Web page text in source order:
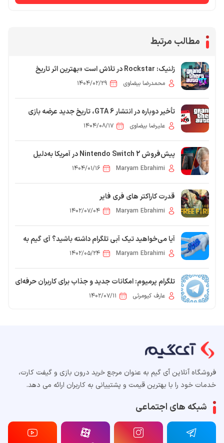
مطالب مرتبط
زلنیک: Rockstar در تلاش است «بهترین اثر تاریخ
سرگرمی» را با GTA 6 بسازد
محمدرضا بیضاوی ۱۴۰۴/۰۲/۲۹
تأخیر دوباره در انتشار GTA 6، تاریخ جدید عرضه بازی
مشخص شد
علیرضا بیضاوی ۱۴۰۴/۰۸/۱۷
پیش‌فروش Nintendo Switch 2 در آمریکا به‌دلیل
تعرفه‌ها به تعویق افتاد
Maryam Ebrahimi ۱۴۰۴/۰۱/۱۶
قدرت کاراکتر های فری فایر
Maryam Ebrahimi ۱۴۰۲/۰۷/۰۴
آیا می‌خواهید تیک آبی تلگرام داشته باشید؟ آی گیم به
شما کمک می‌کند
Maryam Ebrahimi ۱۴۰۲/۰۵/۲۴
تلگرام پرمیوم: امکانات جدید و جذاب برای کاربران حرفه‌ای
عارف کیومرثی ۱۴۰۲/۰۷/۱۱
فروشگاه آنلاین آی گیم به عنوان مرجع خرید درون بازی و گیفت کارت،
خدمات خود را با بهترین قیمت و پشتییانی به کاربران ارائه می دهد.
شبکه های اجتماعی